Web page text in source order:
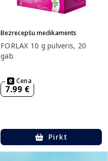
Bezrecepšu medikaments
FORLAX 10 g pulveris, 20
gab.
Cena
7.99 €
Pirkt